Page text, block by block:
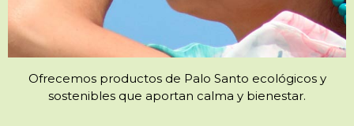
Ofrecemos productos de Palo Santo ecológicos y
sostenibles que aportan calma y bienestar.